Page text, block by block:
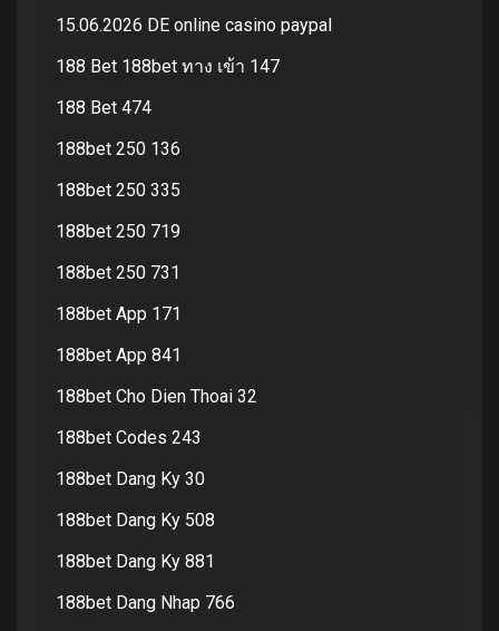
15.06.2026 DE online casino paypal
188 Bet 188bet ทาง เข้า 147
188 Bet 474
188bet 250 136
188bet 250 335
188bet 250 719
188bet 250 731
188bet App 171
188bet App 841
188bet Cho Dien Thoai 32
188bet Codes 243
188bet Dang Ky 30
188bet Dang Ky 508
188bet Dang Ky 881
188bet Dang Nhap 766